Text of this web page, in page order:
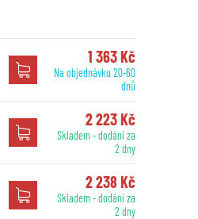
1 363 Kč
Na objednávku 20-60
dnů
2 223 Kč
Skladem - dodání za
2 dny
2 238 Kč
Skladem - dodání za
2 dny